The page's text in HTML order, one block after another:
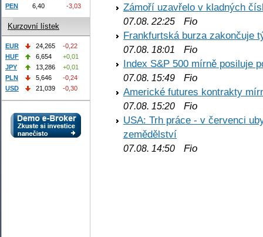
Zámoří uzavřelo v kladných
07.08. 22:25 Fio
Frankfurtská burza zakončuje
07.08. 18:01
Fio
Index S&P 500 mírně posiluje
07.08. 15:49 Fio
Americké futures kontrakty
07.08. 15:20 Fio
USA: Trh práce - v červenci
zemědělství
07.08. 14:50 Fio
PEN
6,40 -3,03
Kurzovní lístek
EUR 24,265
-0,22
HUF
6,654
+0,01
JPY
13,286
+0,01
PLN
5,646
-0,24
USD
21,039 -0,30